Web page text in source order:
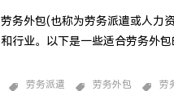
劳务外包(也称为劳务派遣或人力
和行业。以下是一些适合劳务外
持： 许多公司选择将一些日常的
电话接听、行程安排和邮件处理
劳务派遣
劳务外包 劳